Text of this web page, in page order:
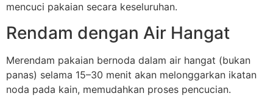
mencuci pakaian secara keseluruhan.
Rendam dengan Air Hangat
Merendam pakaian bernoda dalam air hangat (bukan
panas) selama 15–30 menit akan melonggarkan ikatan
noda pada kain, memudahkan proses pencucian.